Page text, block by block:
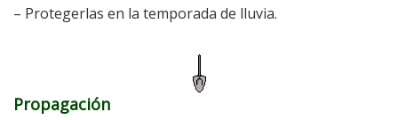
– Protegerlas en la temporada de lluvia.
Propagación